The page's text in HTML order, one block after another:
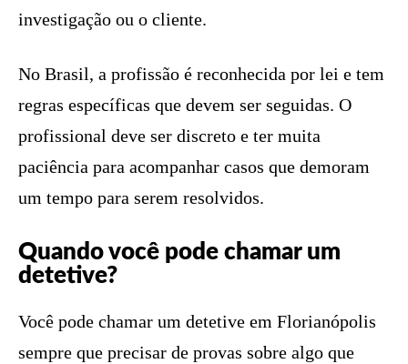
investigação ou o cliente.
No Brasil, a profissão é reconhecida por lei e tem
regras específicas que devem ser seguidas. O
profissional deve ser discreto e ter muita
paciência para acompanhar casos que demoram
um tempo para serem resolvidos.
Quando você pode chamar um
detetive?
Você pode chamar um detetive em Florianópolis
sempre que precisar de provas sobre algo que